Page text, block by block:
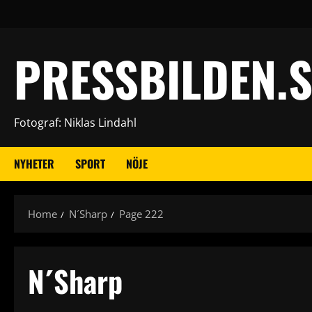
Fotograf: Niklas Lindahl
NYHETER SPORT NÖJE
Home N´Sharp Page 222
N´Sharp